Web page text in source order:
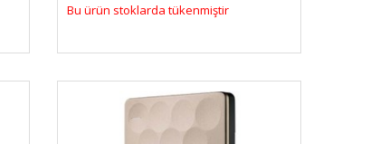
Bu ürün stoklarda tükenmiştir